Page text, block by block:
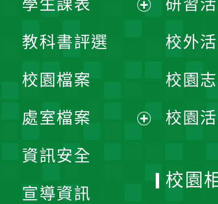
學生課表
單
教科書評選
校園檔案
處室檔案
資訊安全
宣導資訊
研習
校外
校園
校園
校園